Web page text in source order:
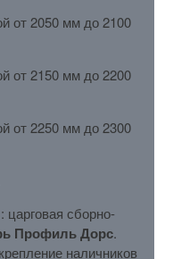
от 2050 мм до 2100
от 2150 мм до 2200
от 2250 мм до 2300
: царговая сборно-
Профиль Дорс.
наличников